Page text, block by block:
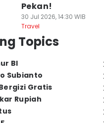
Pekan!
30 Jul 2026, 14:30 WIB
Travel
Topics
BI
Subianto
Gratis
Rupiah